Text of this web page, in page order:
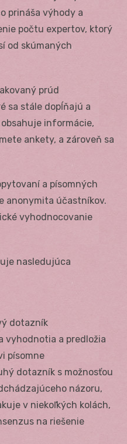
prináša výhody a
počtu expertov, ktorý
od skúmaných
prúd
sa stále dopĺňajú a
informácie,
ankety, a zároveň sa
a písomných
anonymita účastníkov.
vyhodnocovanie
nasledujúca
dotazník
vyhodnotia a predložia
písomne
dotazník s možnosťou
názoru,
v niekoľkých kolách,
na riešenie